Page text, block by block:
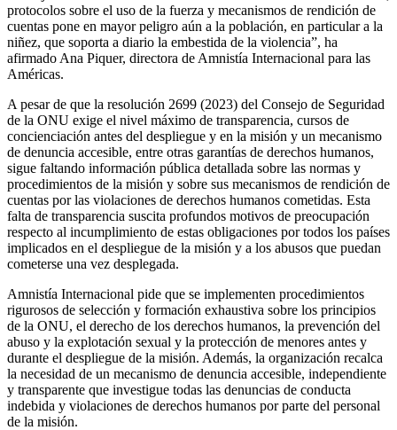
protocolos sobre el uso de la fuerza y mecanismos de rendición de
cuentas pone en mayor peligro aún a la población, en particular a la
niñez, que soporta a diario la embestida de la violencia”, ha
afirmado Ana Piquer, directora de Amnistía Internacional para las
Américas.
A pesar de que la resolución 2699 (2023) del Consejo de Seguridad
de la ONU exige el nivel máximo de transparencia, cursos de
concienciación antes del despliegue y en la misión y un mecanismo
de denuncia accesible, entre otras garantías de derechos humanos,
sigue faltando información pública detallada sobre las normas y
procedimientos de la misión y sobre sus mecanismos de rendición de
cuentas por las violaciones de derechos humanos cometidas. Esta
falta de transparencia suscita profundos motivos de preocupación
respecto al incumplimiento de estas obligaciones por todos los países
implicados en el despliegue de la misión y a los abusos que puedan
cometerse una vez desplegada.
Amnistía Internacional pide que se implementen procedimientos
rigurosos de selección y formación exhaustiva sobre los principios
de la ONU, el derecho de los derechos humanos, la prevención del
abuso y la explotación sexual y la protección de menores antes y
durante el despliegue de la misión. Además, la organización recalca
la necesidad de un mecanismo de denuncia accesible, independiente
y transparente que investigue todas las denuncias de conducta
indebida y violaciones de derechos humanos por parte del personal
de la misión.